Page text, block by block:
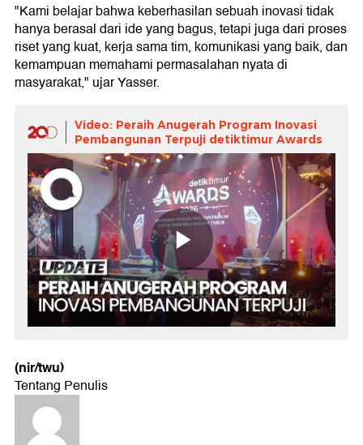
"Kami belajar bahwa keberhasilan sebuah inovasi tidak
hanya berasal dari ide yang bagus, tetapi juga dari proses
riset yang kuat, kerja sama tim, komunikasi yang baik, dan
kemampuan memahami permasalahan nyata di
masyarakat," ujar Yasser.
Video: Peraih Anugerah Program Inovasi
Pembangunan Terpuji detiktimur Awards
(nir/twu)